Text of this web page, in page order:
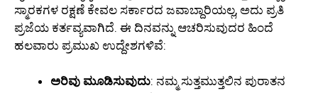
ಸ್ಮಾರಕಗಳ ರಕ್ಷಣೆ ಕೇವಲ ಸರ್ಕಾರದ ಜವಾಬ್ದಾರಿಯಲ್ಲ, ಅದು ಪ್ರತಿ
ಪ್ರಜೆಯ ಕರ್ತವ್ಯವಾಗಿದೆ. ಈ ದಿನವನ್ನು ಆಚರಿಸುವುದರ ಹಿಂದೆ
ಹಲವಾರು ಪ್ರಮುಖ ಉದ್ದೇಶಗಳಿವೆ:
ಅರಿವು ಮೂಡಿಸುವುದು: ನಮ್ಮ ಸುತ್ತಮುತ್ತಲಿನ ಪುರಾತನ